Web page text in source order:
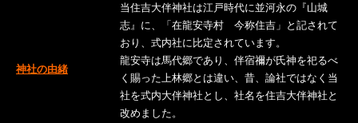
神社の由緒
当住吉大伴神社は江戸時代に並河永の『山城
志』に、「在龍安寺村 今称住吉」と記されて
おり、式内社に比定されています。
龍安寺は馬代郷であり、伴宿禰が氏神を祀るべ
く賜った上林郷とは違い、昔、論社ではなく当
社を式内大伴神社とし、社名を住吉大伴神社と
改めました。